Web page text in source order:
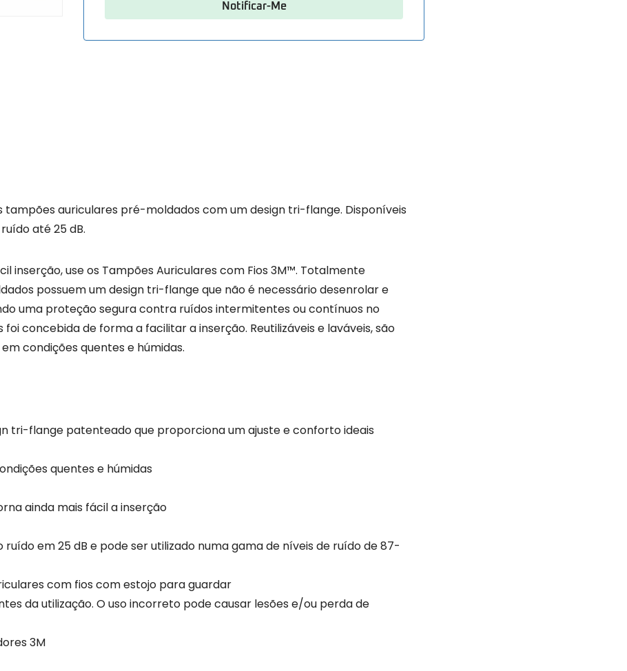
tampões auriculares pré-moldados com um design tri-flange. Disponíveis
até 25 dB.
use os Tampões Auriculares com Fios 3M™. Totalmente
possuem um design tri-flange que não é necessário desenrolar e
uma proteção segura contra ruídos intermitentes ou contínuos no
concebida de forma a facilitar a inserção. Reutilizáveis e laváveis, são
condições quentes e húmidas.
tri-flange patenteado que proporciona um ajuste e conforto ideais
quentes e húmidas
ainda mais fácil a inserção
em 25 dB e pode ser utilizado numa gama de níveis de ruído de 87-
com fios com estojo para guardar
da utilização. O uso incorreto pode causar lesões e/ou perda de
3M